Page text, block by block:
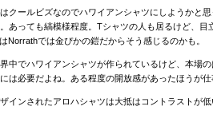
クールビズなのでハワイアンシャツにしようかと
あっても縞模様程度。Tシャツの人も居るけど、
Norrathでは金ぴかの鎧だからそう感じるのかも。
中でハワイアンシャツが作られているけど、本場
は必要だよね。ある程度の開放感があったほうが仕
インされたアロハシャツは大抵はコントラストが